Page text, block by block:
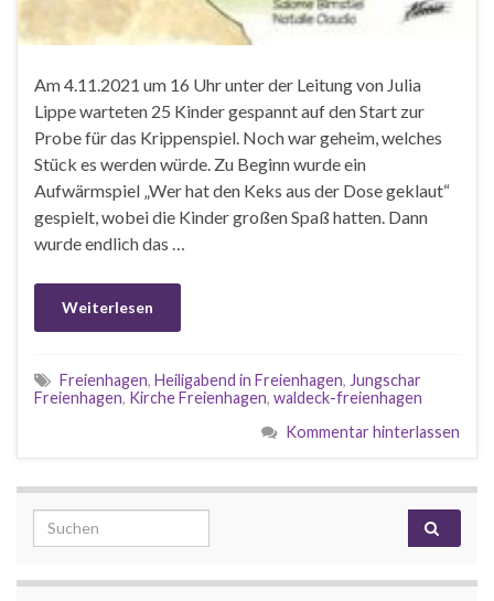
Am 4.11.2021 um 16 Uhr unter der Leitung von Julia
Lippe warteten 25 Kinder gespannt auf den Start zur
Probe für das Krippenspiel. Noch war geheim, welches
Stück es werden würde. Zu Beginn wurde ein
Aufwärmspiel „Wer hat den Keks aus der Dose geklaut“
gespielt, wobei die Kinder großen Spaß hatten. Dann
wurde endlich das …
Weiterlesen
Freienhagen, Heiligabend in Freienhagen, Jungschar
Freienhagen, Kirche Freienhagen, waldeck-freienhagen
Kommentar hinterlassen
Search for: